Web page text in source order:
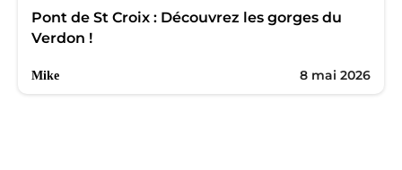
Pont de St Croix : Découvrez les gorges du
Verdon !
Mike 8 mai 2026